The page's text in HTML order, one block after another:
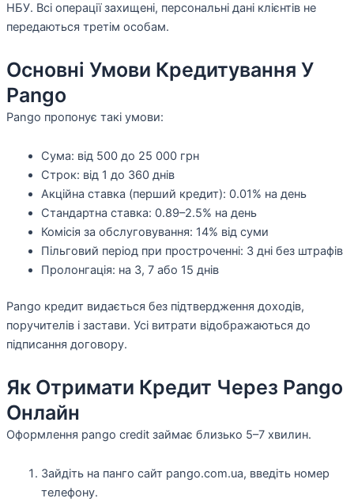
НБУ. Всі операції захищені, персональні дані клієнтів не
передаються третім особам.
Основні Умови Кредитування У
Pango
Pango пропонує такі умови:
Сума: від 500 до 25 000 грн
Строк: від 1 до 360 днів
Акційна ставка (перший кредит): 0.01% на день
Стандартна ставка: 0.89–2.5% на день
Комісія за обслуговування: 14% від суми
Пільговий період при простроченні: 3 дні без штрафів
Пролонгація: на 3, 7 або 15 днів
Pango кредит видається без підтвердження доходів,
поручителів і застави. Усі витрати відображаються до
підписання договору.
Як Отримати Кредит Через Pango
Онлайн
Оформлення pango credit займає близько 5–7 хвилин.
Зайдіть на панго сайт pango.com.ua, введіть номер
телефону.